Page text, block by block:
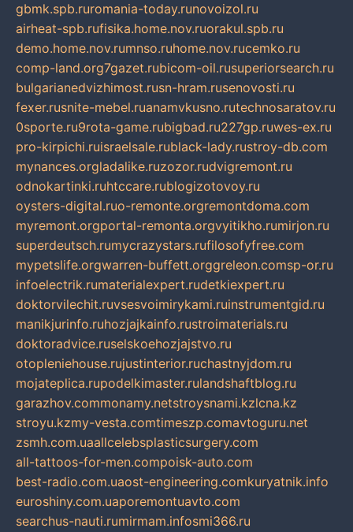
gbmk.spb.ruromania-today.runovoizol.ru
airheat-spb.rufisika.home.nov.ruorakul.spb.ru
demo.home.nov.rumnso.ruhome.nov.rucemko.ru
comp-land.org7gazet.rubicom-oil.rusuperiorsearch.ru
bulgarianedvizhimost.rusn-hram.rusenovosti.ru
fexer.rusnite-mebel.ruanamvkusno.rutechnosaratov.ru
0sporte.ru9rota-game.rubigbad.ru227gp.ruwes-ex.ru
pro-kirpichi.ruisraelsale.rublack-lady.rustroy-db.com
mynances.orgladalike.ruzozor.rudvigremont.ru
odnokartinki.ruhtccare.rublogizotovoy.ru
oysters-digital.ruo-remonte.orgremontdoma.com
myremont.orgportal-remonta.orgvyitikho.rumirjon.ru
superdeutsch.rumycrazystars.rufilosofyfree.com
mypetslife.orgwarren-buffett.orggreleon.comsp-or.ru
infoelectrik.rumaterialexpert.rudetkiexpert.ru
doktorvilechit.ruvsesvoimirykami.ruinstrumentgid.ru
manikjurinfo.ruhozjajkainfo.rustroimaterials.ru
doktoradvice.ruselskoehozjajstvo.ru
otopleniehouse.rujustinterior.ruchastnyjdom.ru
mojateplica.rupodelkimaster.rulandshaftblog.ru
garazhov.commonamy.netstroysnami.kzlcna.kz
stroyu.kzmy-vesta.comtimeszp.comavtoguru.net
zsmh.com.uaallcelebsplasticsurgery.com
all-tattoos-for-men.compoisk-auto.com
best-radio.com.uaost-engineering.comkuryatnik.info
euroshiny.com.uaporemontuavto.com
searchus-nauti.rumirmam.infosmi366.ru